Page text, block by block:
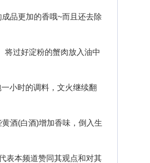
品更加的香哦~而且还去除
过好淀粉的蟹肉放入油中
小时的调料，文火继续翻
酒(白酒)增加香味，倒入生
表本频道赞同其观点和对其